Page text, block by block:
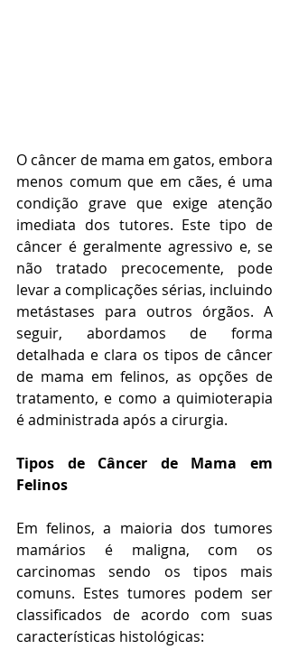
O câncer de mama em gatos, embora
menos comum que em cães, é uma
condição grave que exige atenção
imediata dos tutores. Este tipo de
câncer é geralmente agressivo e, se
não tratado precocemente, pode
levar a complicações sérias, incluindo
metástases para outros órgãos. A
seguir, abordamos de forma
detalhada e clara os tipos de câncer
de mama em felinos, as opções de
tratamento, e como a quimioterapia
é administrada após a cirurgia.
Tipos de Câncer de Mama em
Felinos
Em felinos, a maioria dos tumores
mamários é maligna, com os
carcinomas sendo os tipos mais
comuns. Estes tumores podem ser
classificados de acordo com suas
características histológicas: